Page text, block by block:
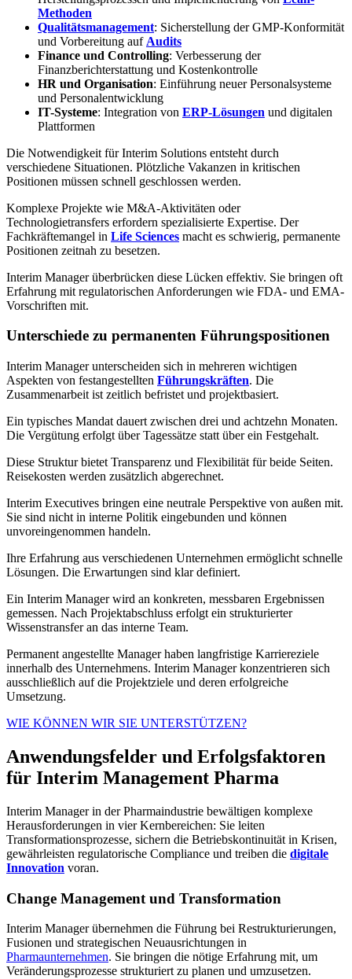
Methoden
Qualitätsmanagement: Sicherstellung der GMP-Konformität
und Vorbereitung auf Audits
Finance und Controlling: Verbesserung der
Finanzberichterstattung und Kostenkontrolle
HR und Organisation: Einführung neuer Personalsysteme
und Personalentwicklung
IT-Systeme: Integration von ERP-Lösungen und digitalen
Plattformen
Die Notwendigkeit für Interim Solutions entsteht durch
verschiedene Situationen. Plötzliche Vakanzen in kritischen
Positionen müssen schnell geschlossen werden.
Komplexe Projekte wie M&A-Aktivitäten oder
Technologietransfers erfordern spezialisierte Expertise. Der
Fachkräftemangel in Life Sciences macht es schwierig, permanente
Positionen zeitnah zu besetzen.
Interim Manager überbrücken diese Lücken effektiv. Sie bringen oft
Erfahrung mit regulatorischen Anforderungen wie FDA- und EMA-
Vorschriften mit.
Unterschiede zu permanenten Führungspositionen
Interim Manager unterscheiden sich in mehreren wichtigen
Aspekten von festangestellten Führungskräften. Die
Zusammenarbeit ist zeitlich befristet und projektbasiert.
Ein typisches Mandat dauert zwischen drei und achtzehn Monaten.
Die Vergütung erfolgt über Tagessätze statt über ein Festgehalt.
Diese Struktur bietet Transparenz und Flexibilität für beide Seiten.
Reisekosten werden zusätzlich abgerechnet.
Interim Executives bringen eine neutrale Perspektive von außen mit.
Sie sind nicht in interne Politik eingebunden und können
unvoreingenommen handeln.
Ihre Erfahrung aus verschiedenen Unternehmen ermöglicht schnelle
Lösungen. Die Erwartungen sind klar definiert.
Ein Interim Manager wird an konkreten, messbaren Ergebnissen
gemessen. Nach Projektabschluss erfolgt ein strukturierter
Wissenstransfer an das interne Team.
Permanent angestellte Manager haben langfristige Karriereziele
innerhalb des Unternehmens. Interim Manager konzentrieren sich
ausschließlich auf die Projektziele und deren erfolgreiche
Umsetzung.
WIE KÖNNEN WIR SIE UNTERSTÜTZEN?
Anwendungsfelder und Erfolgsfaktoren
für Interim Management Pharma
Interim Manager in der Pharmaindustrie bewältigen komplexe
Herausforderungen in vier Kernbereichen: Sie leiten
Transformationsprozesse, sichern die Betriebskontinuität in Krisen,
gewährleisten regulatorische Compliance und treiben die digitale
Innovation voran.
Change Management und Transformation
Interim Manager übernehmen die Führung bei Restrukturierungen,
Fusionen und strategischen Neuausrichtungen in
Pharmaunternehmen. Sie bringen die nötige Erfahrung mit, um
Veränderungsprozesse strukturiert zu planen und umzusetzen.